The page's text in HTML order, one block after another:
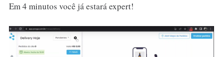
Em 4 minutos você já estará expert!